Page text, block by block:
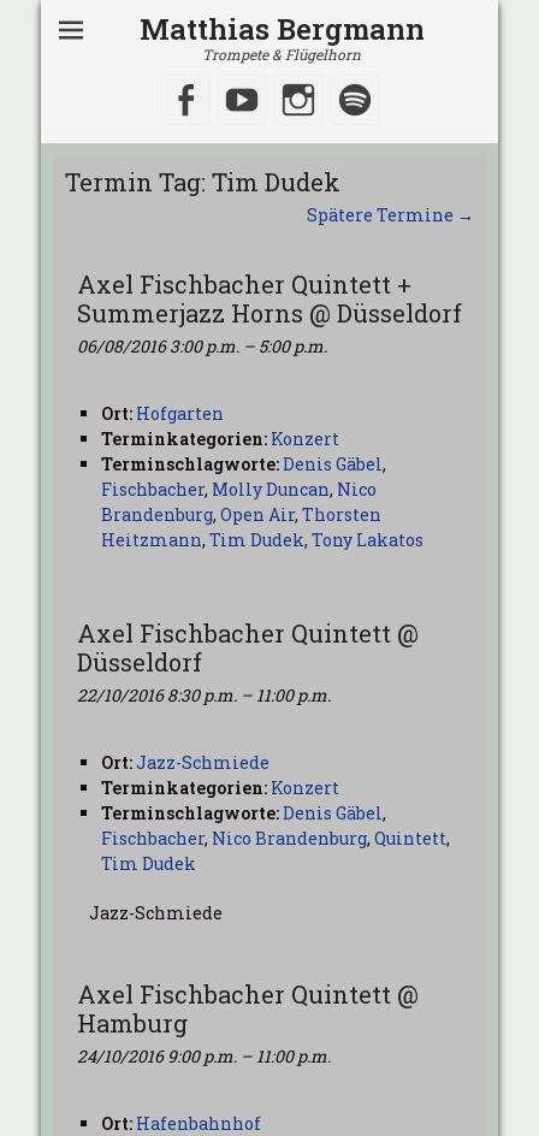
Matthias Bergmann
Trompete & Flügelhorn
Facebook
YouTubeInstagram
Termin Tag: Tim Dudek
Spätere Termine →
Axel Fischbacher Quintett +
Summerjazz Horns @ Düsseldorf
06/08/2016 3:00 p.m. – 5:00 p.m.
Ort: Hofgarten
Terminkategorien: Konzert
Terminschlagworte:Denis Gäbel,
Fischbacher, Molly Duncan, Nico
Brandenburg, Open Air, Thorsten
Heitzmann, Tim Dudek, Tony Lakatos
Axel Fischbacher Quintett @
Düsseldorf
22/10/2016 8:30 p.m. – 11:00 p.m.
Ort:Jazz-Schmiede
Terminkategorien: Konzert
Terminschlagworte:Denis Gäbel,
Fischbacher, Nico Brandenburg, Quintett,
Tim Dudek
Jazz-Schmiede
Axel Fischbacher Quintett @
Hamburg
24/10/2016 9:00 p.m. – 11:00 p.m.
Ort: Hafenbahnhof